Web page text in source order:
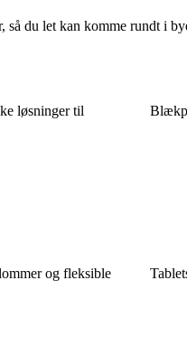
du let kan komme rundt i
løsninger til
og fleksible